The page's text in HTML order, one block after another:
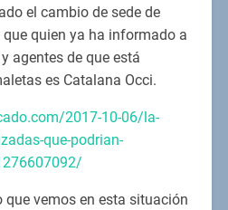
el cambio de sede de
quien ya ha informado a
agentes de que está
es Catalana Occi.
2017-10-06/la-
que-podrian-
vemos en esta situación